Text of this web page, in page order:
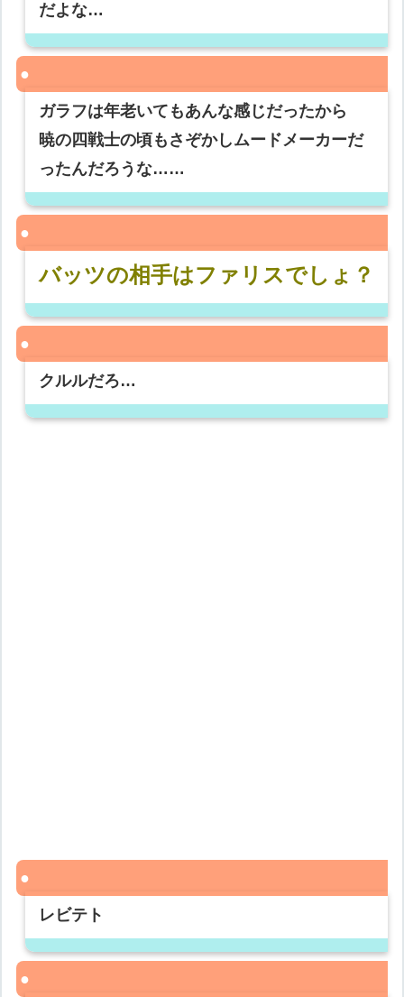
だよな…
ガラフは年老いてもあんな感じだったから
暁の四戦士の頃もさぞかしムードメーカーだ
ったんだろうな……
バッツの相手はファリスでしょ？
クルルだろ…
レビテト